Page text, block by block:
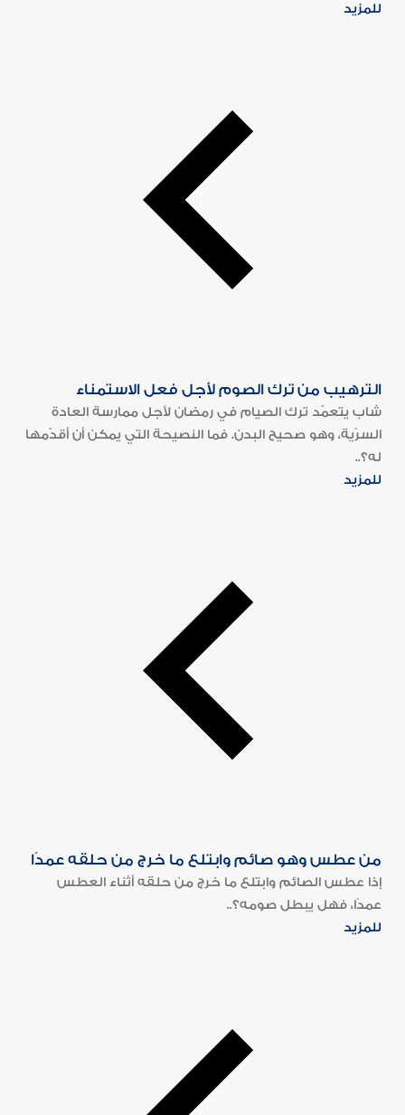
للمزيد
الترهيب من ترك الصوم لأجل فعل الاستمناء
شاب يتعمّد ترك الصيام في رمضان لأجل ممارسة العادة
السرّية، وهو صحيح البدن. فما النصيحة التي يمكن أن أقدّمها
له؟..
للمزيد
من عطس وهو صائم وابتلع ما خرج من حلقه عمدًا
إذا عطس الصائم وابتلع ما خرج من حلقه أثناء العطس
عمدًا، فهل يبطل صومه؟..
للمزيد